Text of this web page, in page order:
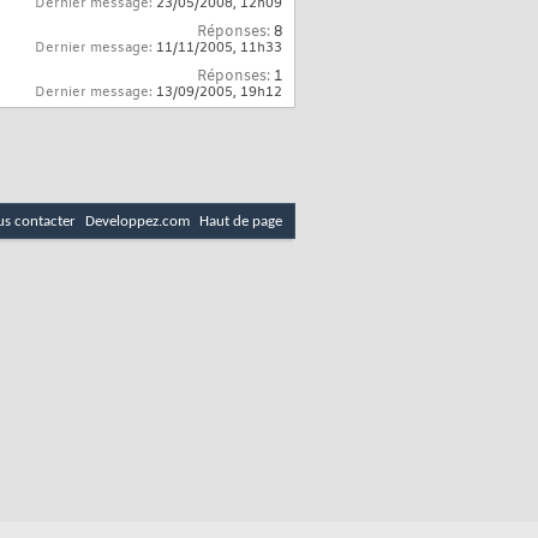
Dernier message: 23/05/2008, 12h09
Réponses:8
Dernier message: 11/11/2005, 11h33
Réponses: 1
Dernier message: 13/09/2005, 19h12
contacter Developpez.com Haut de page